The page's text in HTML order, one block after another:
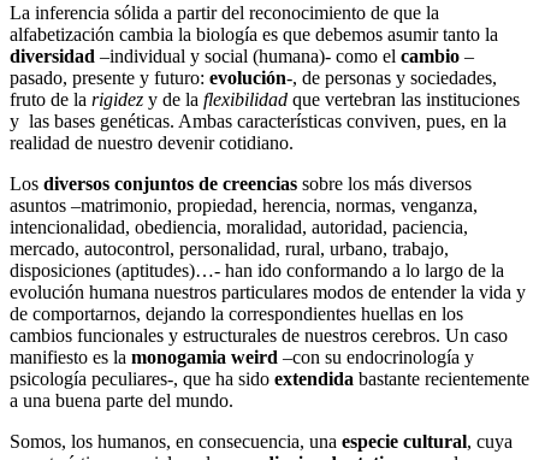
La inferencia sólida a partir del reconocimiento de que la
alfabetización cambia la biología es que debemos asumir tanto la
diversidad –individual y social (humana)- como el cambio –
pasado, presente y futuro: evolución-, de personas y sociedades,
fruto de la rigidez y de la flexibilidad que vertebran las instituciones
y las bases genéticas. Ambas características conviven, pues, en la
realidad de nuestro devenir cotidiano.
Los diversos conjuntos de creencias sobre los más diversos
asuntos –matrimonio, propiedad, herencia, normas, venganza,
intencionalidad, obediencia, moralidad, autoridad, paciencia,
mercado, autocontrol, personalidad, rural, urbano, trabajo,
disposiciones (aptitudes)…- han ido conformando a lo largo de la
evolución humana nuestros particulares modos de entender la vida y
de comportarnos, dejando la correspondientes huellas en los
cambios funcionales y estructurales de nuestros cerebros. Un caso
manifiesto es la monogamia weird –con su endocrinología y
psicología peculiares-, que ha sido extendida bastante recientemente
a una buena parte del mundo.
Somos, los humanos, en consecuencia, una especie cultural, cuya